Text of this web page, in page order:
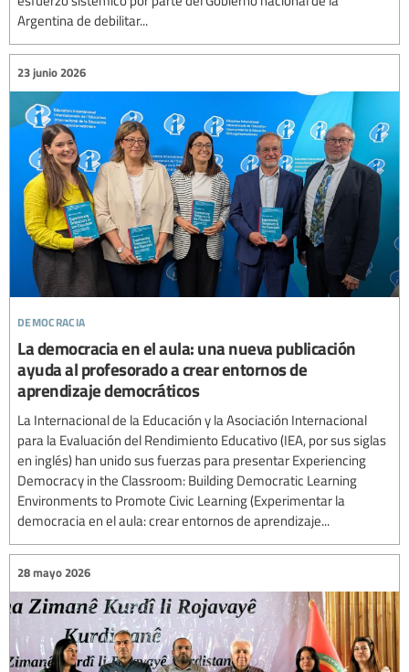
Argentina de debilitar...
democracia
23 junio 2026
La democracia en el aula: una nueva publicación
ayuda al profesorado a crear entornos de
aprendizaje democráticos
La Internacional de la Educación y la Asociación Internacional
para la Evaluación del Rendimiento Educativo (IEA, por sus siglas
en inglés) han unido sus fuerzas para presentar Experiencing
Democracy in the Classroom: Building Democratic Learning
Environments to Promote Civic Learning (Experimentar la
democracia en el aula: crear entornos de aprendizaje...
28 mayo 2026